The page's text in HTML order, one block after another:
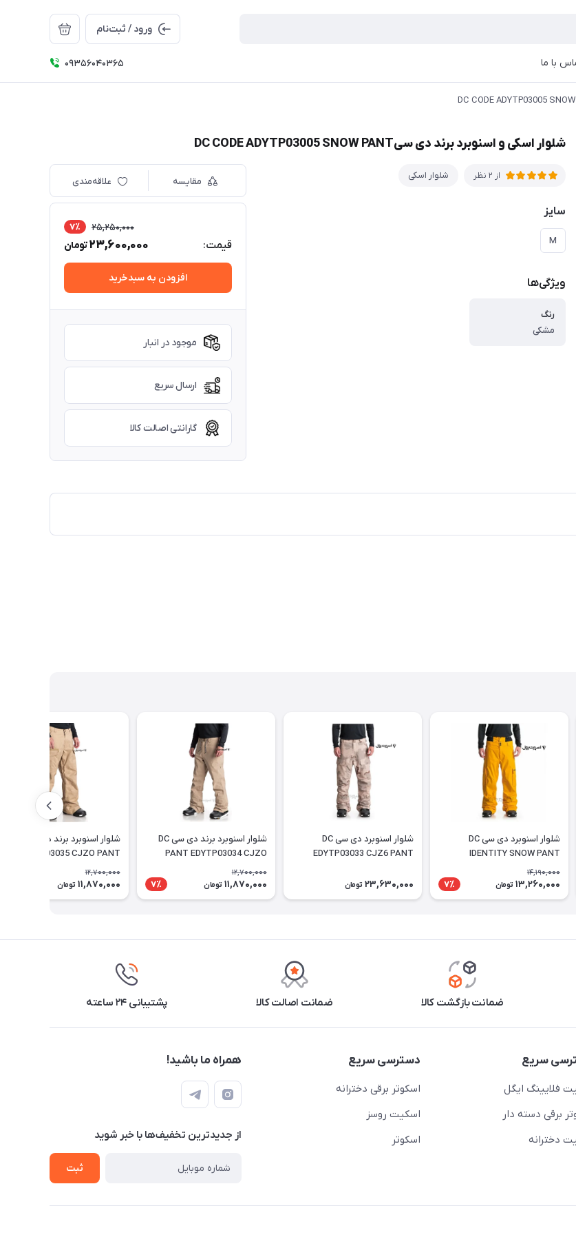
ورود / ثبت‌نام
با ما 09356040365
شلوار اسکی و اسنوبرد برند دی سیDC CODE ADYTP03005 SNOW PANT
از 2 نظر شلوار اسکی
سایز
M
ویژگی‌ها
رنگ
مشکی
مقایسه علاقه‌مندی
قیمت:
25,250,000 7٪
23,600,000تومان
افزودن به سبدخرید
موجود در انبار
ارسال سریع
گارانتی اصالت کالا
شلوار اسنوبرد دی سی DC
IDENTITY SNOW PANT
14,190,000
13,260,000 تومان 7٪
شلوار اسنوبرد دی سی DC
EDYTP03033 CJZ6 PANT
23,630,000 تومان
شلوار اسنوبرد برند دی سی DC
PANT EDYTP03034 CJZO
PANT
12,700,000
11,870,000 تومان 7٪
EDYTP03035 CJZO PANT
12,700,000
11,870,000 تومان
ضمانت بازگشت کالا ضمانت اصالت کالا پشتیبانی ۲۴ ساعته
سریع
فلایینگ ایگل
برقی دسته دار
دخترانه
دسترسی سریع
اسکوتر برقی دخترانه
اسکیت روسز
اسکوتر
همراه ما باشید!
از جدید‌ترین تخفیف‌ها با‌ خبر شوید
ثبت